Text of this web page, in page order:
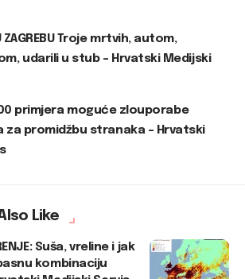
ZAGREBU Troje mrtvih, autom,
udarili u stub – Hrvatski Medijski
primjera moguće zlouporabe
za promidžbu stranaka – Hrvatski
Like
Suša, vreline i jak
kombinaciju